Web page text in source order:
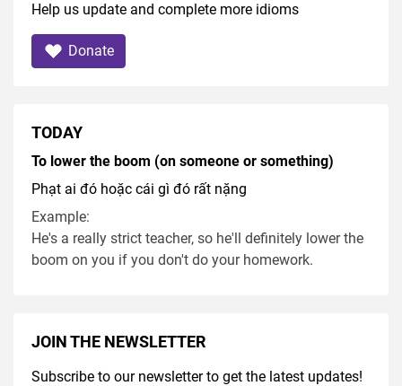
Help us update and complete more idioms
Donate
TODAY
To lower the boom (on someone or something)
Phạt ai đó hoặc cái gì đó rất nặng
Example:
He's a really strict teacher, so he'll definitely lower the
boom on you if you don't do your homework.
JOIN THE NEWSLETTER
Subscribe to our newsletter to get the latest updates!